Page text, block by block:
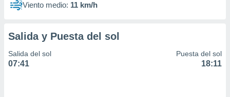
Viento medio: 11 km/h
Salida y Puesta del sol
Salida del sol
07:41
Puesta del sol
18:11